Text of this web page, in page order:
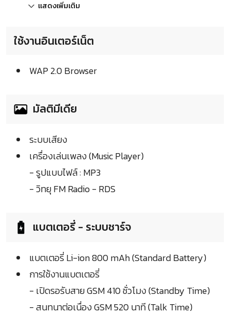
แสดงเพิ่มเติม
ใช้งานอินเตอร์เน็ต
WAP 2.0 Browser
มัลติมีเดีย
ระบบเสียง
เครื่องเล่นเพลง (Music Player)
- รูปแบบไฟล์ : MP3
- วิทยุ FM Radio - RDS
แบตเตอรี่ - ระบบชาร์จ
แบตเตอรี่ Li-ion 800 mAh (Standard Battery)
การใช้งานแบตเตอรี่
- เปิดรอรับสาย GSM 410 ชั่วโมง (Standby Time)
- สนทนาต่อเนื่อง GSM 520 นาที (Talk Time)